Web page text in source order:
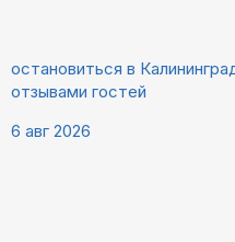
остановиться в
отзывами гостей
6 авг 2026